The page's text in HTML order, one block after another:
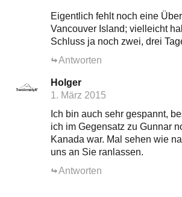
Eigentlich fehlt noch eine
Vancouver Island; vielleicht
Schluss ja noch zwei, drei
Antworten
Holger
1. März 2015
Ich bin auch sehr gespannt,
ich im Gegensatz zu Gunnar
Kanada war. Mal sehen wie
uns an Sie ranlassen.
Antworten